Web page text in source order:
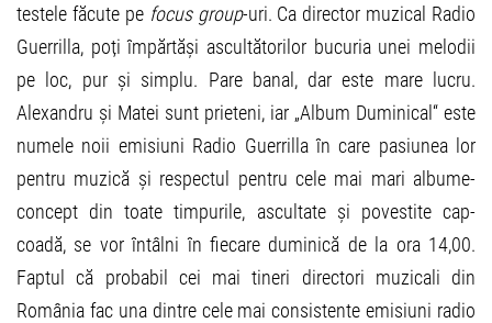
testele făcute pe focus group-uri. Ca director muzical Radio
Guerrilla, poți împărtăși ascultătorilor bucuria unei melodii
pe loc, pur și simplu. Pare banal, dar este mare lucru.
Alexandru și Matei sunt prieteni, iar „Album Duminical“ este
numele noii emisiuni Radio Guerrilla în care pasiunea lor
pentru muzică și respectul pentru cele mai mari albume-
concept din toate timpurile, ascultate și povestite cap-
coadă, se vor întâlni în fiecare duminică de la ora 14,00.
Faptul că probabil cei mai tineri directori muzicali din
România fac una dintre cele mai consistente emisiuni radio